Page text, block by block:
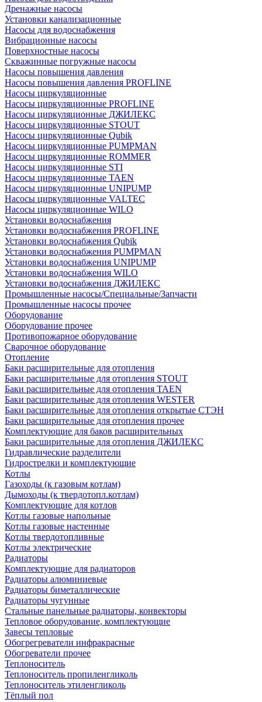
Дренажные насосы
Установки канализационные
Насосы для водоснабжения
Вибрационные насосы
Поверхностные насосы
Скважинные погружные насосы
Насосы повышения давления
Насосы повышения давления PROFLINE
Насосы циркуляционные
Насосы циркуляционные PROFLINE
Насосы циркуляционные ДЖИЛЕКС
Насосы циркуляционные STOUT
Насосы циркуляционные Qubik
Насосы циркуляционные PUMPMAN
Насосы циркуляционные ROMMER
Насосы циркуляционные STI
Насосы циркуляционные TAEN
Насосы циркуляционные UNIPUMP
Насосы циркуляционные VALTEC
Насосы циркуляционные WILO
Установки водоснабжения
Установки водоснабжения PROFLINE
Установки водоснабжения Qubik
Установки водоснабжения PUMPMAN
Установки водоснабжения UNIPUMP
Установки водоснабжения WILO
Установки водоснабжения ДЖИЛЕКС
Промышленные насосы/Специальные/Запчасти
Промышленные насосы прочее
Оборудование
Оборудование прочее
Противопожарное оборудование
Сварочное оборудование
Отопление
Баки расширительные для отопления
Баки расширительные для отопления STOUT
Баки расширительные для отопления TAEN
Баки расширительные для отопления WESTER
Баки расширительные для отопления открытые СТЭН
Баки расширительные для отопления прочее
Комплектующие для баков расширительных
Баки расширительные для отопления ДЖИЛЕКС
Гидравлические разделители
Гидрострелки и комплектующие
Котлы
Газоходы (к газовым котлам)
Дымоходы (к твердотопл.котлам)
Комплектующие для котлов
Котлы газовые напольные
Котлы газовые настенные
Котлы твердотопливные
Котлы электрические
Радиаторы
Комплектующие для радиаторов
Радиаторы алюминиевые
Радиаторы биметаллические
Радиаторы чугунные
Стальные панельные радиаторы, конвекторы
Тепловое оборудование, комплектующие
Завесы тепловые
Обогрегреватели инфракрасные
Обогреватели прочее
Теплоноситель
Теплоноситель пропиленгликоль
Теплоноситель этиленгликоль
Тёплый пол